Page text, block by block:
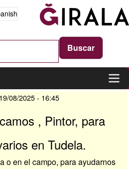
08/2025 - 16:45
, Pintor, para
en Tudela.
o en el campo, para ayudarnos